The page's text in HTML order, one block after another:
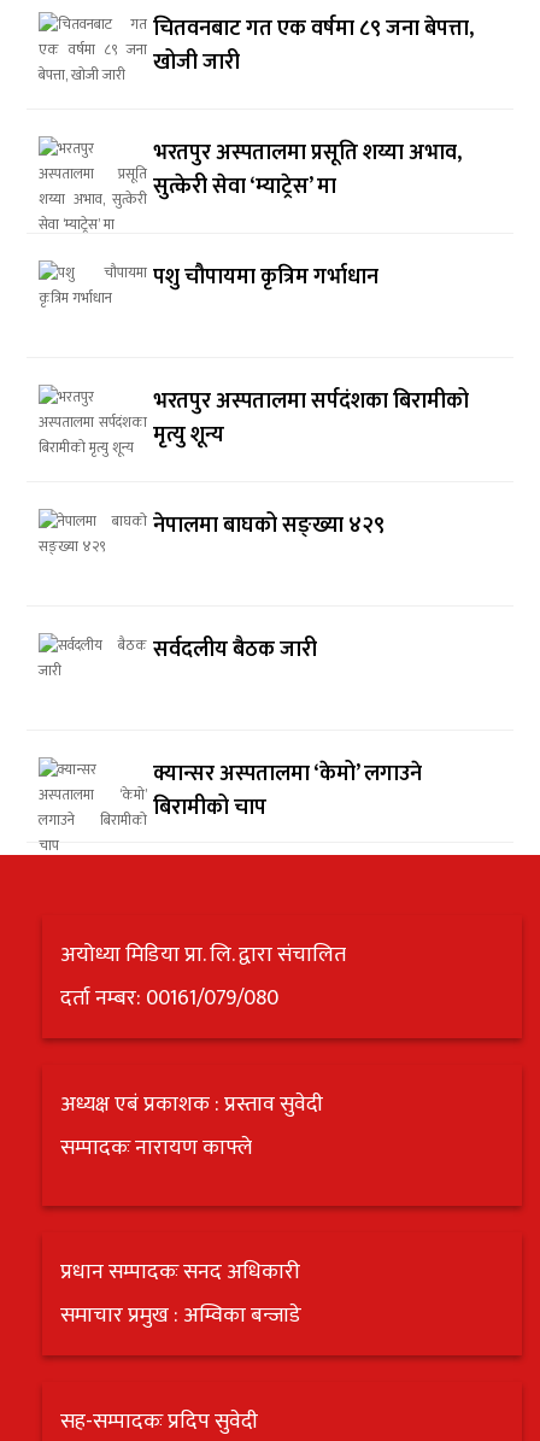
चितवनबाट गत एक वर्षमा ८९ जना बेपत्ता,
खोजी जारी
भरतपुर अस्पतालमा प्रसूति शय्या अभाव,
सुत्केरी सेवा ‘म्याट्रेस’ मा
पशु चौपायमा कृत्रिम गर्भाधान
भरतपुर अस्पतालमा सर्पदंशका बिरामीको
मृत्यु शून्य
नेपालमा बाघको सङ्ख्या ४२९
सर्वदलीय बैठक जारी
क्यान्सर अस्पतालमा ‘केमो’ लगाउने
बिरामीको चाप
अयोध्या मिडिया प्रा. लि. द्वारा संचालित
दर्ता नम्बर: 00161/079/080
अध्यक्ष एबं प्रकाशक : प्रस्ताव सुवेदी
सम्पादकः नारायण काफ्ले
प्रधान सम्पादकः सनद अधिकारी
समाचार प्रमुख : अम्विका बन्जाडे
सह-सम्पादकः प्रदिप सुवेदी